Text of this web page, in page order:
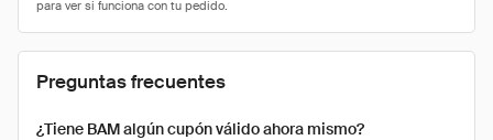
Preguntas frecuentes
¿Tiene BAM algún cupón válido ahora mismo?